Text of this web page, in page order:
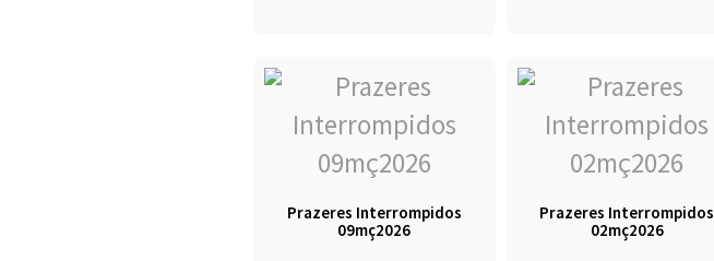
Prazeres Interrompidos
09mç2026
Prazeres Interrompidos
02mç2026